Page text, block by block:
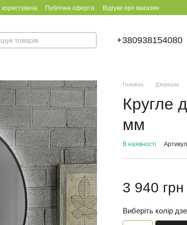
користувача Публічна оферта Відгуки про магазин
+380938154080
Головна Дзеркала
Кругле
мм
В наявності
3 940 грн
Виберіть колір